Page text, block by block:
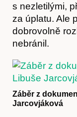
s nezletilými,
za úplatu. Ale
dobrovolně
nebránil.
Záběr z
Jarcovjáková